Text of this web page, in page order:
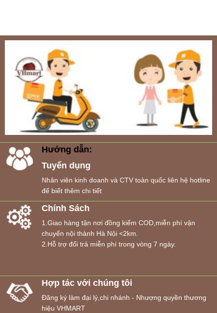
Hướng dẫn:
Tuyển dụng
Nhân viên kinh doanh và CTV toàn quốc liên hệ hotline
để biết thêm chi tiết
Chính Sách
1.Giao hàng tận nơi đồng kiểm COD,miễn phí vận
chuyển nội thành Hà Nội <2km.
2.Hỗ trợ đổi trả miễn phí trong vòng 7 ngày.
Hợp tác với chúng tôi
Đăng ký làm đại lý,chi nhánh - Nhượng quyền thương
hiệu VHMART